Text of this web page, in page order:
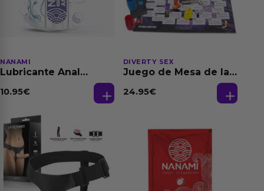
NANAMI
Lubricante Anal
Dilatación Base Agua
10.95€
DIVERTY SEX
Juego de Mesa de las
24.95€